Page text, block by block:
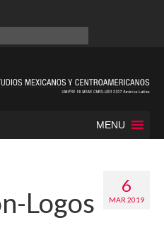
MENU
6
MAR 2019
Logos